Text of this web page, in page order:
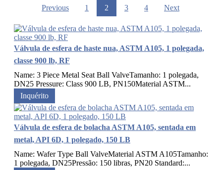
Previous 1 2 3 4 Next
Válvula de esfera de haste nua, ASTM A105, 1 polegada,
classe 900 lb, RF
Name: 3 Piece Metal Seat Ball ValveTamanho: 1 polegada,
DN25 Pressure: Class 900 LB, PN150Material ASTM...
Inquérito
Válvula de esfera de bolacha ASTM A105, sentada em
metal, API 6D, 1 polegado, 150 LB
Name: Wafer Type Ball ValveMaterial ASTM A105Tamanho:
1 polegada, DN25Pressão: 150 libras, PN20 Standard:...